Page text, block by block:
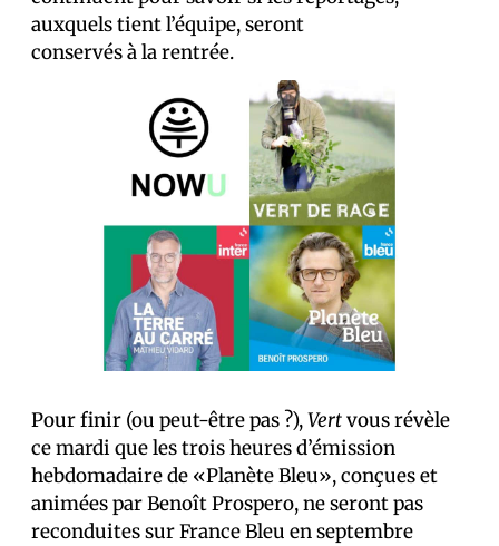
auxquels tient l’équipe, seront
conservés à la rentrée.
Pour finir (ou peut-être pas ?),Vertvous révèle
ce mardi que les trois heures d’émission
hebdomadaire de «Planète Bleu», conçues et
animées par Benoît Prospero, ne seront pas
reconduites sur France Bleu en septembre